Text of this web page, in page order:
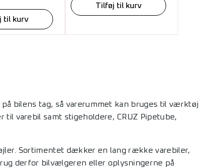
til kurv
Tilføj til kurv
bilens tag, så varerummet kan bruges til værktøj
varebil samt stigeholdere, CRUZ Pipetube,
Sortimentet dækker en lang række varebiler,
derfor bilvælgeren eller oplysningerne på